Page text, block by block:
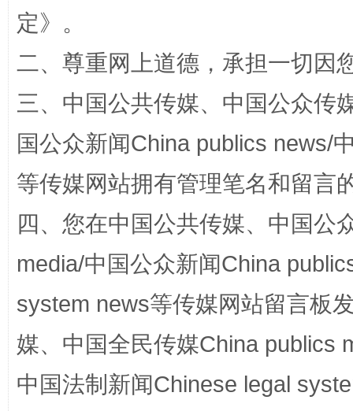
国家大学科技园优化重塑工作
定》。
二、尊重网上道德，承担一切因
三、中国公共传媒、中国公众传
国公众新闻China publics news/
等传媒网站拥有管理笔名和留言
四、您在中国公共传媒、中国公
media/中国公众新闻China
system news等传媒网站留言板
媒、中国全民传媒China publics
中国法制新闻Chinese legal